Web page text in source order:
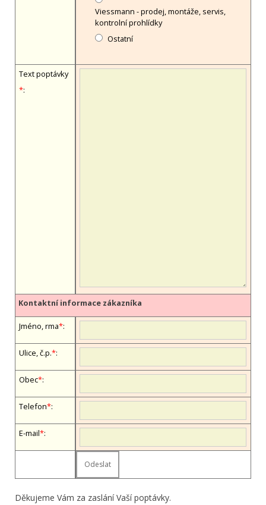
Viessmann - prodej, montáže, servis,
kontrolní prohlídky
Ostatní
Text poptávky
*:
Kontaktní informace zákazníka
Jméno, firma*:
Ulice, č.p.*:
Obec*:
Telefon*:
E-mail*:
Děkujeme Vám za zaslání Vaší poptávky.